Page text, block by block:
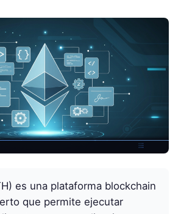
es una plataforma blockchain
que permite ejecutar